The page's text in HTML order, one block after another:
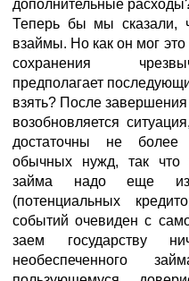
дополнительные
Теперь бы мы сказали,
взаймы. Но как он мог
сохранения
предполагает
взять? После
возобновляется
достаточны не более
обычных нужд, так что
займа надо еще
(потенциальных
событий очевиден с
заем государству
необеспеченного